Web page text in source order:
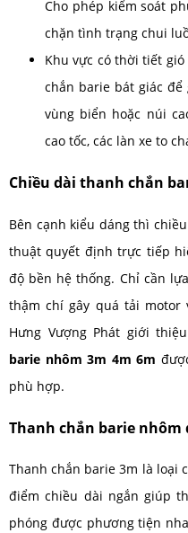
Cho phép kiểm soát
chặn tình trạng chui
Khu vực có thời tiết
chắn barie bát giác
vùng biển hoặc núi
cao tốc, các làn xe to
Chiều dài thanh chắn
Bên cạnh kiểu dáng thì
thuật quyết định trực tiếp
độ bền hệ thống. Chỉ cần
thậm chí gây quá tải
Hưng Vượng Phát giới
barie nhôm 3m 4m 6m
phù hợp.
Thanh chắn barie nhôm
Thanh chắn barie 3m là loại
điểm chiều dài ngắn giúp
phóng được phương tiện